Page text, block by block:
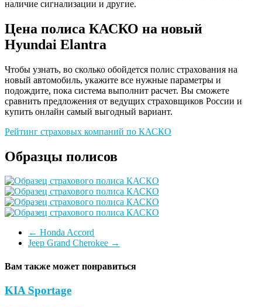
наличие сигнализации и другие.
Цена полиса КАСКО на новый
Hyundai Elantra
Чтобы узнать, во сколько обойдется полис страхования на
новый автомобиль, укажите все нужные параметры и
подождите, пока система выполнит расчет. Вы сможете
сравнить предложения от ведущих страховщиков России и
купить онлайн самый выгодный вариант.
Рейтинг страховых компаний по КАСКО
Образцы полисов
← Honda Accord
Jeep Grand Cherokee →
Вам также может понравиться
KIA Sportage